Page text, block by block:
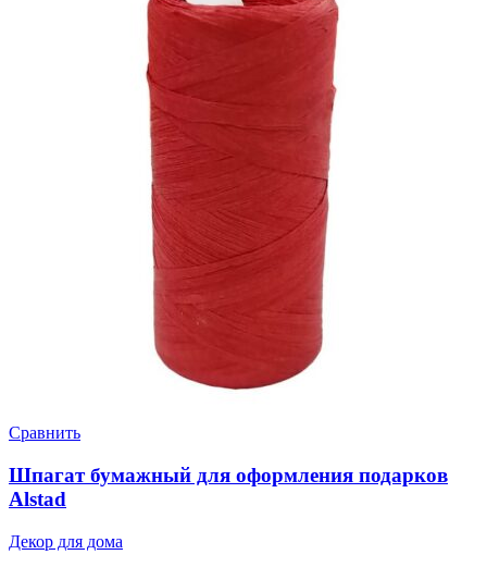
Сравнить
Шпагат бумажный для оформления подарков
Alstad
Декор для дома